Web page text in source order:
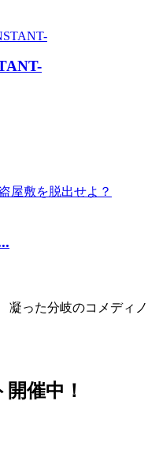
った分岐のコメディノ
催中！